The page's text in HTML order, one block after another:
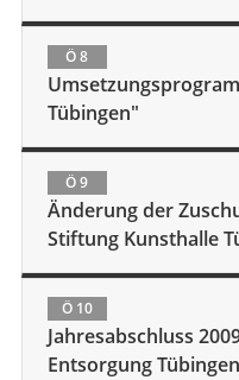
Ö 8
Tübingen"
Ö 9
Änderung der
Stiftung Kunsthalle
Ö 10
Jahresabschluss
Entsorgung